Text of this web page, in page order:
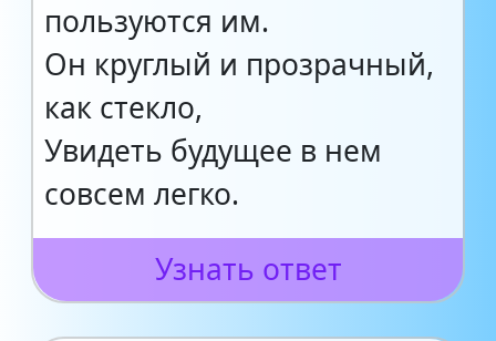
пользуются им.
Он круглый и прозрачный,
как стекло,
Увидеть будущее в нем
совсем легко.
Узнать ответ